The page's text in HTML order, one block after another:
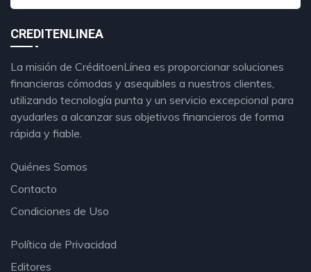
CREDITENLINEA
La misión de CréditoenLínea es proporcionar soluciones
financieras cómodas y asequibles a nuestros clientes,
utilizando tecnología punta y un servicio excepcional para
ayudarles a alcanzar sus objetivos financieros de forma
rápida y fiable.
Quiénes Somos
Contacto
Condiciones de Uso
Política de Privacidad
Editores